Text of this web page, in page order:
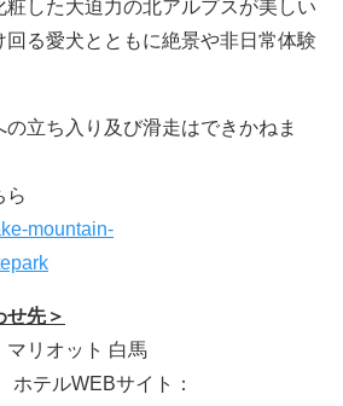
粧した大迫力の北アルプスが美しい
る愛犬とともに絶景や非日常体験
立ち入り及び滑走はできかねま
ら
mountain-
せ先＞
マリオット 白馬
テルWEBサイト：